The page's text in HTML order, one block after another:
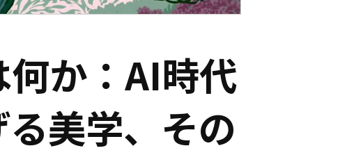
か：AI時代
美学、その